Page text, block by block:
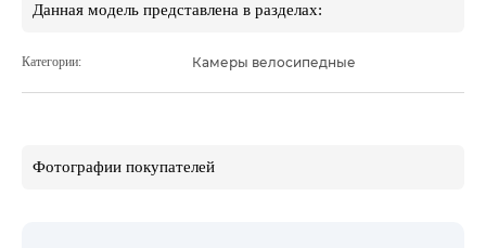
Данная модель представлена в разделах:
Категории: Камеры велосипедные
Фотографии покупателей